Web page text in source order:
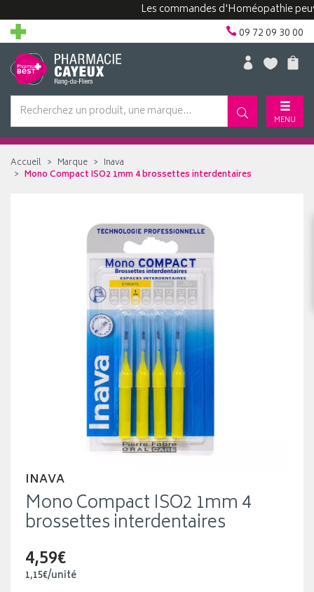
Les commandes d'Homéopathie
09 72 09 30 00
MENU
Accueil Marque
Inava
Mono Compact ISO2 1mm 4 brossettes interdentaires
INAVA
Mono Compact ISO2 1mm 4
brossettes interdentaires
4,59€
1,15€/unité